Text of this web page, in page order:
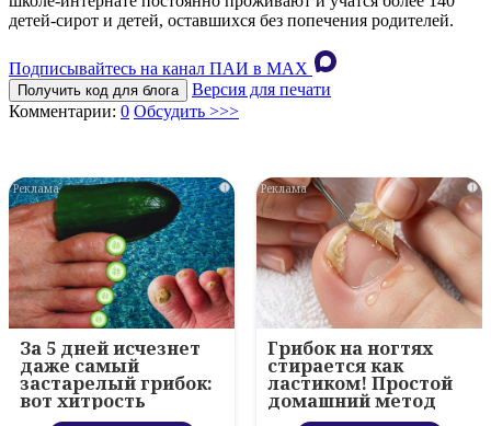
детей-сирот и детей, оставшихся без попечения родителей.
Подписывайтесь на канал ПАИ в MAХ
Получить код для блога
Версия для печати
Комментарии: 0 Обсудить >>>
i
За 5 дней исчезнет
даже самый
застарелый грибок:
вот хитрость
i
Грибок на ногтях
стирается как
ластиком! Простой
домашний метод